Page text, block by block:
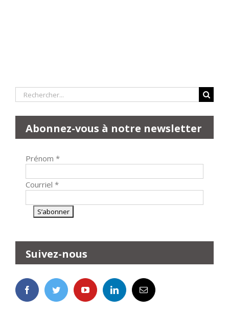
Rechercher:
Abonnez-vous à notre newsletter
Prénom *
Courriel *
Suivez-nous